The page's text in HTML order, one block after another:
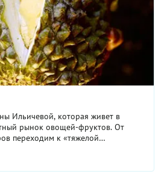
Ильичевой, которая живет в
рынок овощей-фруктов. От
переходим к «тяжелой
дуриан – прекрасный и ужасный